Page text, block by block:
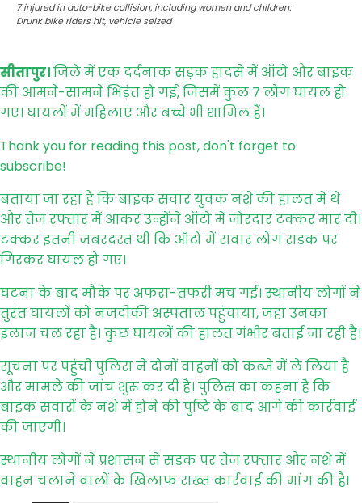
7 injured in auto-bike collision, including women and children:
Drunk bike riders hit, vehicle seized
सीतापुर।जिले में एक दर्दनाक सड़क हादसे में ऑटो और बाइक
की आमने-सामने भिड़ंत हो गई, जिसमें कुल 7 लोग घायल हो
गए। घायलों में महिलाएं और बच्चे भी शामिल हैं।
Thank you for reading this post, don't forget to
subscribe!
बताया जा रहा है कि बाइक सवार युवक नशे की हालत में थे
और तेज रफ्तार में आकर उन्होंने ऑटो में जोरदार टक्कर मार दी।
टक्कर इतनी जबरदस्त थी कि ऑटो में सवार लोग सड़क पर
गिरकर घायल हो गए।
घटना के बाद मौके पर अफरा-तफरी मच गई। स्थानीय लोगों ने
तुरंत घायलों को नजदीकी अस्पताल पहुंचाया, जहां उनका
इलाज चल रहा है। कुछ घायलों की हालत गंभीर बताई जा रही है।
सूचना पर पहुंची पुलिस ने दोनों वाहनों को कब्जे में ले लिया है
और मामले की जांच शुरू कर दी है। पुलिस का कहना है कि
बाइक सवारों के नशे में होने की पुष्टि के बाद आगे की कार्रवाई
की जाएगी।
स्थानीय लोगों ने प्रशासन से सड़क पर तेज रफ्तार और नशे में
वाहन चलाने वालों के खिलाफ सख्त कार्रवाई की मांग की हैl